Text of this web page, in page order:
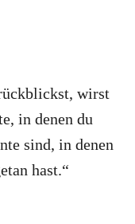
wirst
in denen du
sind, in denen
hast.“